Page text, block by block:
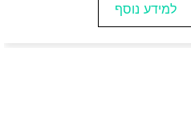
למידע נוסף